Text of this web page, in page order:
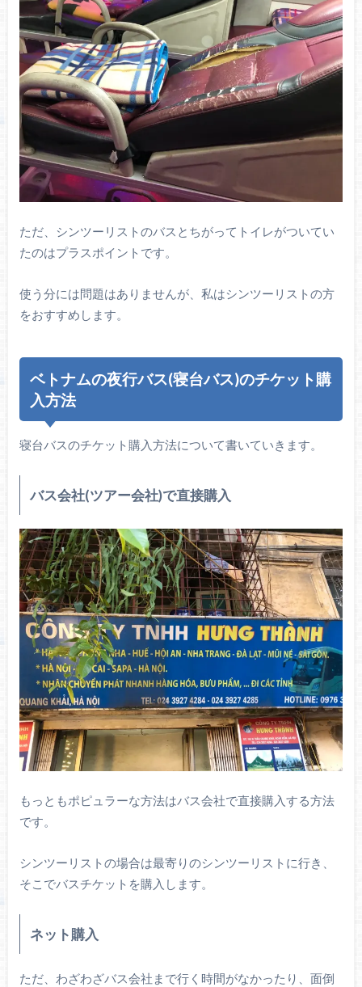
ただ、シンツーリストのバスとちがってトイレがついてい
たのはプラスポイントです。
使う分には問題はありませんが、私はシンツーリストの方
をおすすめします。
ベトナムの夜行バス(寝台バス)のチケット購
入方法
寝台バスのチケット購入方法について書いていきます。
バス会社(ツアー会社)で直接購入
もっともポピュラーな方法はバス会社で直接購入する方法
です。
シンツーリストの場合は最寄りのシンツーリストに行き、
そこでバスチケットを購入します。
ネット購入
ただ、わざわざバス会社まで行く時間がなかったり、面倒